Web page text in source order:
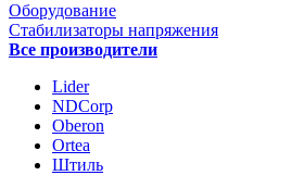
Оборудование
Стабилизаторы напряжения
Все производители
Lider
NDCorp
Oberon
Ortea
Штиль